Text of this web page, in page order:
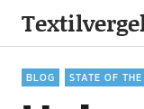
BLOG STATE OF